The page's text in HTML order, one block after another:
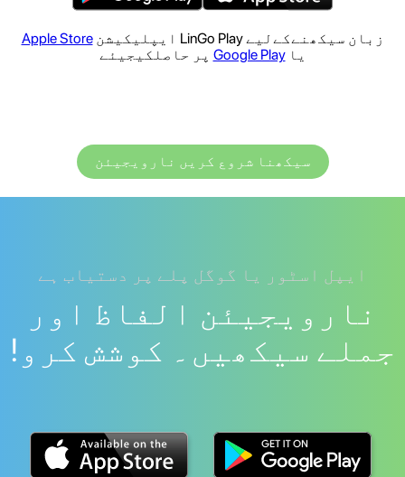
زبان سیکھنےکےلیے LinGo Play ایپلیکیشن
Apple Store
یاGoogle Play پر حاصلکیجیئے
سیکھنا شروع کریں نارویجیئن
ایپل اسٹور یا گوگل پلے پر دستیاب ہے
نارویجیئن الفاظ اور
جملے سیکھیں۔ کوشش کرو!